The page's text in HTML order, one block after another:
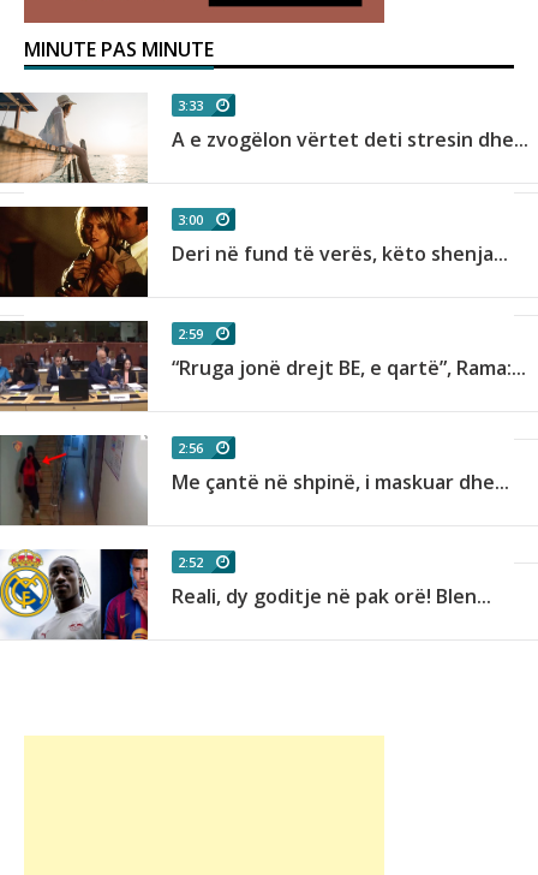
MINUTE PAS MINUTE
3:33
A e zvogëlon vërtet deti stresin dhe...
3:00
Deri në fund të verës, këto shenja...
2:59
“Rruga jonë drejt BE, e qartë”, Rama:...
2:56
Me çantë në shpinë, i maskuar dhe...
2:52
Reali, dy goditje në pak orë! Blen...